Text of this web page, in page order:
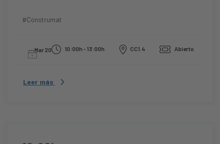
#Construmat
Mar 20 10:00h - 13:00h CC1.4 Abierto
Leer más